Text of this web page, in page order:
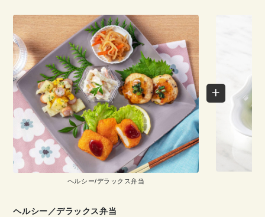
ヘルシー/デラックス弁当
ヘルシー／デラックス弁当